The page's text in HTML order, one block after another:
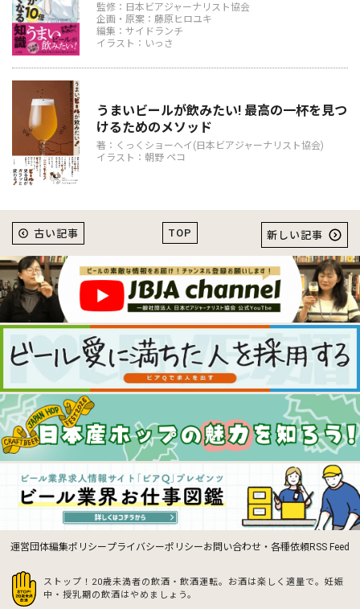
監修：日本ビアジャーナリスト協会
企画・原案：藤原ヒロユキ
編集：サイドランチ
イラスト：いっさ
うまいビールが飲みたい! 最高の一杯を見つ
けるためのメソッド
著：くっくショーヘイ(日本ビアジャーナリスト協会)
イラスト：朝野 ペコ
TOP
古い記事 新しい記事
運営団体編集ポリシープライバシーポリシーお問い合わせ・各種依頼RSS Feed
ストップ！20歳未満者の飲酒・飲酒運転。お酒は楽しく適量で。 妊娠
中・授乳期の飲酒はやめましょう。